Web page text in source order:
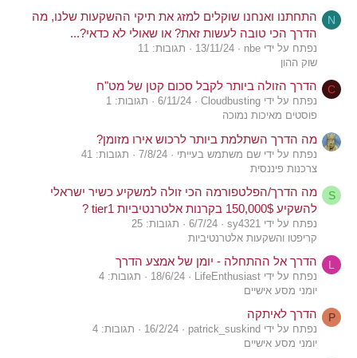
N
התחתנו ואנחנו שוקלים למזג את תיקי ההשקעות שלנו, מה
הדרך הכי טובה לעשות זאת? או שאולי לא כדאי?...
נפתח על ידי nbe 13/11/24
תגובות: 11
שוק ההון
C הדרך הזולה ביותר לקבל סכום קטן של מט"ח
נפתח על ידי Cloudbusting 6/11/24
תגובות: 1
פוסטים מאיכות נמוכה
מה הדרך השתלמת ביותר לרכוש אירו מזומן?
נפתח על ידי שם משתמש בעייתי 7/8/24
תגובות: 41
צרכנות פיננסית
S
מה הדרך/הפלטפורמה הכי זולה למשקיע כשיר ישראלי
להשקיע 150,000$ בקרנות אלטרנטיביות tier1 ?
נפתח על ידי sy4321 6/7/24
תגובות: 25
קריפטו והשקעות אלטרנטיביות
L הדרך אל ההתחלה - יומן של אמצע הדרך
נפתח על ידי LifeEnthusiast 18/6/24
תגובות: 4
יומני מסע אישיים
P הדרך לאיתקה
נפתח על ידי patrick_suskind 16/2/24
תגובות: 4
יומני מסע אישיים